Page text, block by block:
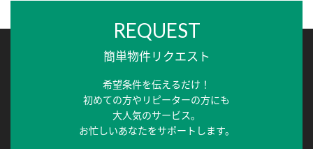
REQUEST
簡単物件リクエスト
希望条件を伝えるだけ！
初めての方やリピーターの方にも
大人気のサービス。
お忙しいあなたをサポートします。